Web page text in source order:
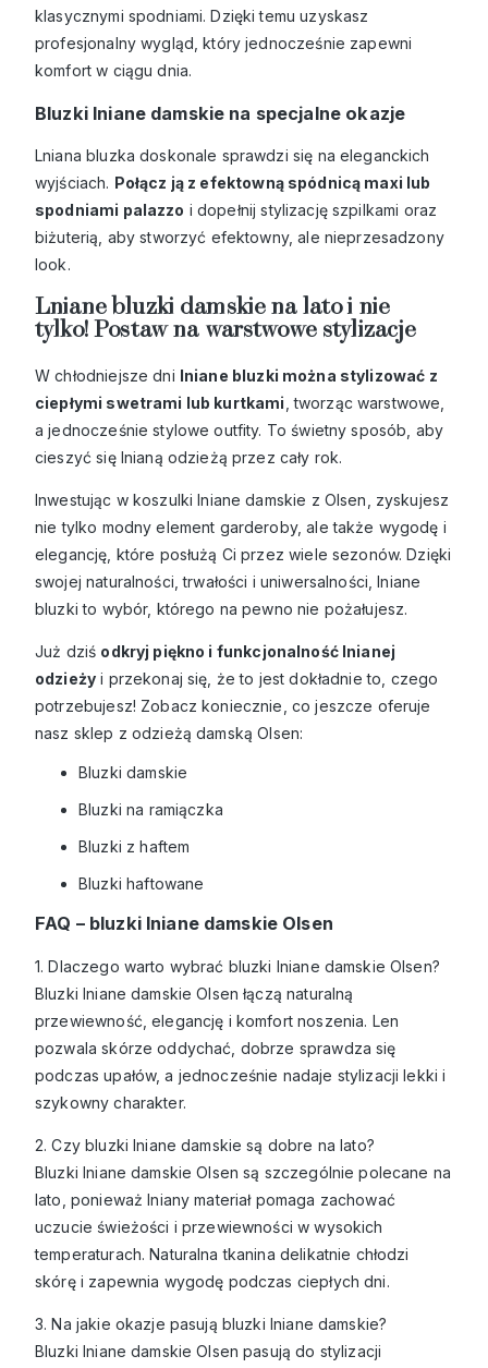
klasycznymi spodniami. Dzięki temu uzyskasz
profesjonalny wygląd, który jednocześnie zapewni
komfort w ciągu dnia.
Bluzki lniane damskie na specjalne okazje
Lniana bluzka doskonale sprawdzi się na eleganckich
wyjściach. Połącz ją z efektowną spódnicą maxi lub
spodniami palazzo i dopełnij stylizację szpilkami oraz
biżuterią, aby stworzyć efektowny, ale nieprzesadzony
look.
Lniane bluzki damskie na lato i nie
tylko! Postaw na warstwowe stylizacje
W chłodniejsze dni lniane bluzki można stylizować z
ciepłymi swetrami lub kurtkami , tworząc warstwowe,
a jednocześnie stylowe outfity. To świetny sposób, aby
cieszyć się lnianą odzieżą przez cały rok.
Inwestując w koszulki lniane damskie z Olsen, zyskujesz
nie tylko modny element garderoby, ale także wygodę i
elegancję, które posłużą Ci przez wiele sezonów. Dzięki
swojej naturalności, trwałości i uniwersalności, lniane
bluzki to wybór, którego na pewno nie pożałujesz.
Już dziś odkryj piękno i funkcjonalność lnianej
odzieży i przekonaj się, że to jest dokładnie to, czego
potrzebujesz! Zobacz koniecznie, co jeszcze oferuje
nasz sklep z odzieżą damską Olsen:
Bluzki damskie
Bluzki na ramiączka
Bluzki z haftem
Bluzki haftowane
FAQ – bluzki lniane damskie Olsen
1. Dlaczego warto wybrać bluzki lniane damskie Olsen?
Bluzki lniane damskie Olsen łączą naturalną
przewiewność, elegancję i komfort noszenia. Len
pozwala skórze oddychać, dobrze sprawdza się
podczas upałów, a jednocześnie nadaje stylizacji lekki i
szykowny charakter.
2. Czy bluzki lniane damskie są dobre na lato?
Bluzki lniane damskie Olsen są szczególnie polecane na
lato, ponieważ lniany materiał pomaga zachować
uczucie świeżości i przewiewności w wysokich
temperaturach. Naturalna tkanina delikatnie chłodzi
skórę i zapewnia wygodę podczas ciepłych dni.
3. Na jakie okazje pasują bluzki lniane damskie?
Bluzki lniane damskie Olsen pasują do stylizacji